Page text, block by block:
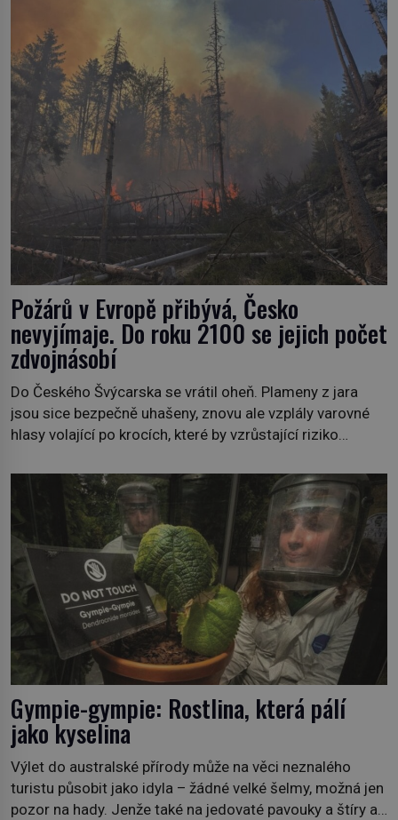
živočichy, než je člověk. Najít skutečné zombie není nic
nemožného ani v naší přírodě. […]
Požárů v Evropě přibývá, Česko
nevyjímaje. Do roku 2100 se jejich počet
zdvojnásobí
Do Českého Švýcarska se vrátil oheň. Plameny z jara
jsou sice bezpečně uhašeny, znovu ale vzplály varovné
hlasy volající po krocích, které by vzrůstající riziko
požáry už nejsou problémem pouze vzdáleného
Středomoří. S oteplujícím se klimatem, vysušenou
krajinou a desetiletími lidských zásahů se z nich stává
nový evropský normál […]
Gympie-gympie: Rostlina, která pálí
jako kyselina
Výlet do australské přírody může na věci neznalého
turistu působit jako idyla – žádné velké šelmy, možná jen
pozor na hady. Jenže také na jedovaté pavouky a štíry a